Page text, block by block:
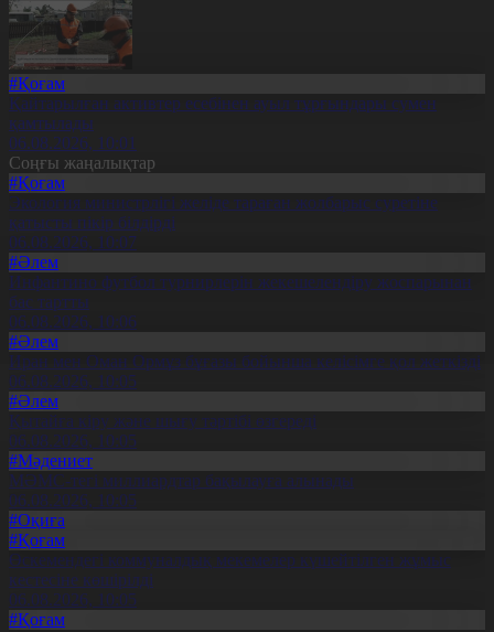
#Қоғам
Қайтарылған активтер есебінен ауыл тұрғындары сумен
қамтылады
06.08.2026, 10:01
Соңғы жаңалықтар
#Қоғам
Экология министрлігі желіде тараған жолбарыс суретіне
қатысты пікір білдірді
06.08.2026, 10:07
#Әлем
Инфантино футбол турнирлерін жекешелендіру жоспарынан
бас тартты
06.08.2026, 10:06
#Әлем
Иран мен Оман Ормұз бұғазы бойынша келісімге қол жеткізді
06.08.2026, 10:05
#Әлем
Қытайға кіру және шығу тәртібі өзгереді
06.08.2026, 10:05
#Мәдениет
МӘМС-тегі миллиардтар бақылауға алынады
06.08.2026, 10:05
#Оқиға
#Қоғам
Өскемендегі коммуналдық мекемелер күшейтілген жұмыс
кестесіне көшірілді
06.08.2026, 10:05
#Қоғам